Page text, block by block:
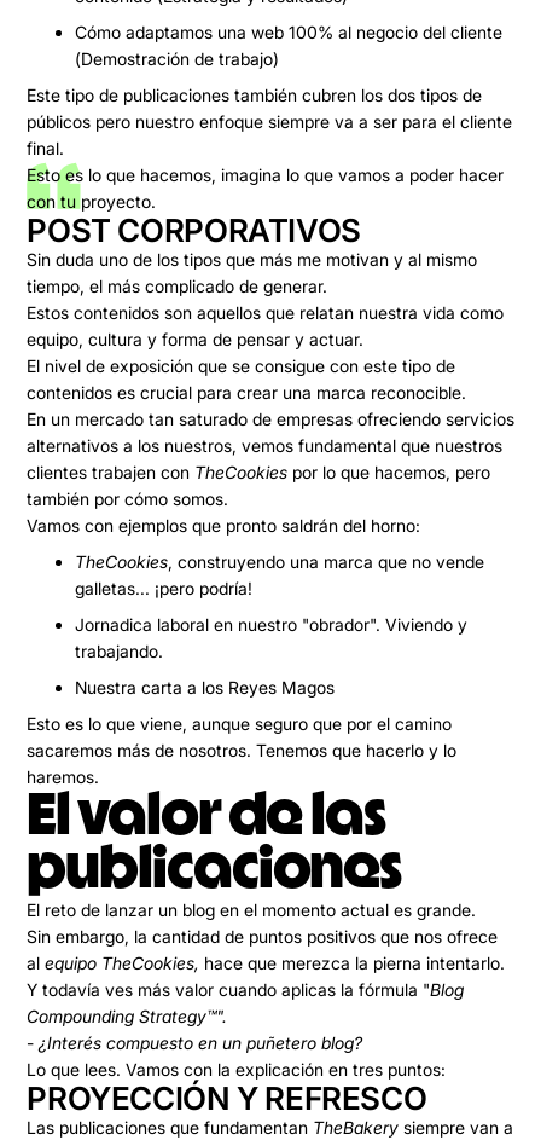
Cómo adaptamos una web 100% al negocio del cliente
(Demostración de trabajo)
Este tipo de publicaciones también cubren los dos tipos de
públicos pero nuestro enfoque siempre va a ser para el cliente
final.
Esto es lo que hacemos, imagina lo que vamos a poder hacer
con tu proyecto.
POST CORPORATIVOS
Sin duda uno de los tipos que más me motivan y al mismo
tiempo, el más complicado de generar.
Estos contenidos sonaquellos que relatan nuestra vida como
equipo, cultura y forma de pensar y actuar.
El nivel de exposición que se consigue con este tipo de
contenidos es crucial para crear una marca reconocible.
En un mercado tan saturado de empresas ofreciendo servicios
alternativos a los nuestros,vemos fundamental que nuestros
clientes trabajen con TheCookiespor lo que hacemos, pero
también por cómo somos.
Vamos con ejemplos que pronto saldrán del horno:
TheCookies, construyendo una marca que no vende
galletas... ¡pero podría!
Jornadica laboral en nuestro "obrador". Viviendo y
trabajando.
Nuestra carta a los Reyes Magos
Esto es lo que viene, aunque seguro que por el camino
sacaremos más de nosotros. Tenemos que hacerlo y lo
haremos.
El valor de las
publicaciones
El reto de lanzar un blog en el momento actual es grande.
Sin embargo, la cantidad de puntos positivos que nos ofrece
alequipo TheCookies, hace que merezca la pierna intentarlo.
Y todavía ves más valor cuando aplicas la fórmula "Blog
Compounding Strategy™️".
-¿Interés compuesto en un puñetero blog?
Lo que lees. Vamos con la explicación en tres puntos:
PROYECCIÓN Y REFRESCO
Las publicaciones que fundamentan TheBakerysiempre van a